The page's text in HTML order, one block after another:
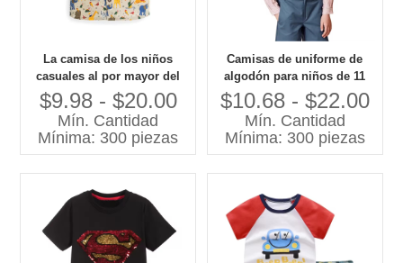
La camisa de los niños
casuales al por mayor del
estilo con la moda de lujo
imprime las nuevas camisas
del muchacho del modelo
de la historieta
$9.98 - $20.00
Mín. Cantidad
Mínima: 300 piezas
Camisas de uniforme de
algodón para niños de 11
años, informales y formales,
Top a rayas transpirable con
técnicas bordadas para
verano
$10.68 - $22.00
Mín. Cantidad
Mínima: 300 piezas